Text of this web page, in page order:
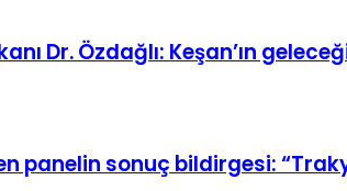
Dr. Özdağlı: Keşan’ın
panelin sonuç bildirgesi: